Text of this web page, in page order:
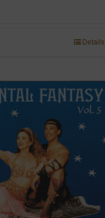
Details